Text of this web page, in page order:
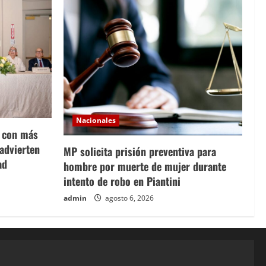
más
Nacionales
MP solicita prisión preventiva para
hombre por muerte de mujer durante
intento de robo en Piantini
admin agosto 6, 2026